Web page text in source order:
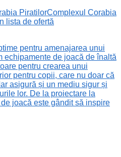
Complexul Corabia
lista de ofertă
pentru amenajarea unui
echipamente de joacă de înaltă
pentru crearea unui
pentru copii, care nu doar că
asigură și un mediu sigur și
lor. De la proiectare la
joacă este gândit să inspire